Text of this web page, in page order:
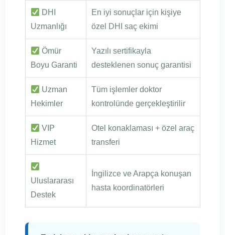
DHI
Uzmanlığı
En iyi sonuçlar için kişiye
özel DHI saç ekimi
Ömür
Boyu Garanti
Yazılı sertifikayla
desteklenen sonuç garantisi
Uzman
Hekimler
Tüm işlemler doktor
kontrolünde gerçekleştirilir
VIP
Hizmet
Otel konaklaması + özel araç
transferi
Uluslararası
Destek
İngilizce ve Arapça konuşan
hasta koordinatörleri